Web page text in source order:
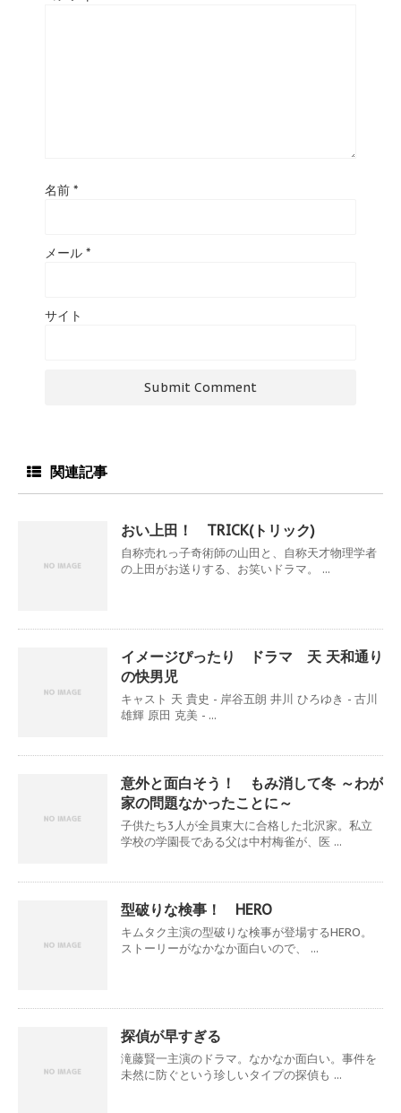
名前 *
メール *
サイト
関連記事
おい上田！ TRICK(トリック)
自称売れっ子奇術師の山田と、自称天才物理学者
の上田がお送りする、お笑いドラマ。 ...
イメージぴったり ドラマ 天 天和通り
の快男児
キャスト 天 貴史 - 岸谷五朗 井川 ひろゆき - 古川
雄輝 原田 克美 - ...
意外と面白そう！ もみ消して冬 ～わが
家の問題なかったことに～
子供たち3人が全員東大に合格した北沢家。私立
学校の学園長である父は中村梅雀が、医 ...
型破りな検事！ HERO
キムタク主演の型破りな検事が登場するHERO。
ストーリーがなかなか面白いので、 ...
探偵が早すぎる
滝藤賢一主演のドラマ。なかなか面白い。事件を
未然に防ぐという珍しいタイプの探偵も ...